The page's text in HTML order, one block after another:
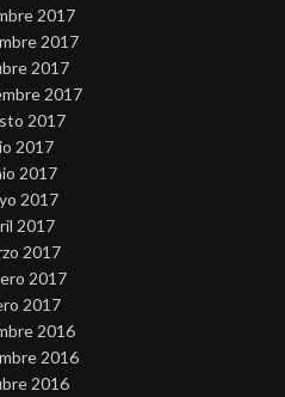
2017
2017
2017
2017
2017
2017
2017
2017
2017
2017
2017
2017
2016
2016
2016